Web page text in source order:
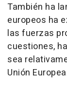
También ha
europeos ha
las fuerzas
cuestiones,
sea
Unión